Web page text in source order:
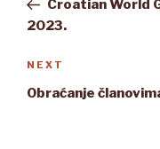
Croatian World
2023.
Next
Post
NEXT
Obraćanje